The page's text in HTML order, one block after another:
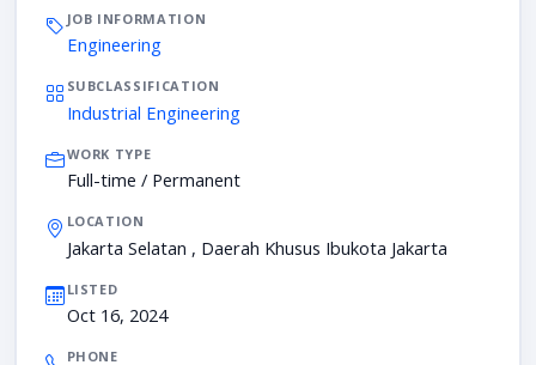
JOB INFORMATION
Engineering
SUBCLASSIFICATION
Industrial Engineering
WORK TYPE
Full-time / Permanent
LOCATION
Jakarta Selatan , Daerah Khusus Ibukota Jakarta
LISTED
Oct 16, 2024
PHONE